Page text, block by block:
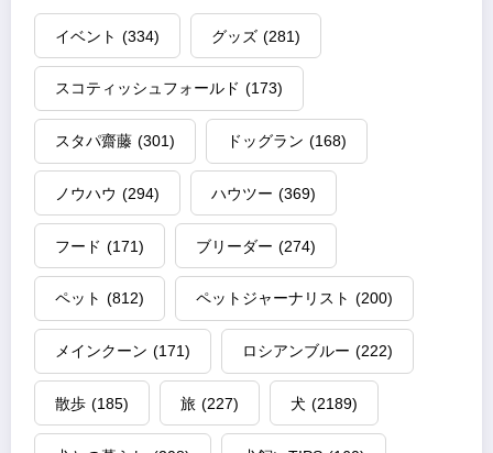
イベント (334) グッズ (281)
スコティッシュフォールド (173)
スタパ齋藤 (301) ドッグラン (168)
ノウハウ (294) ハウツー (369)
フード (171) ブリーダー (274)
ペット (812) ペットジャーナリスト (200)
メインクーン (171) ロシアンブルー (222)
散歩 (185) 旅 (227) 犬 (2189)